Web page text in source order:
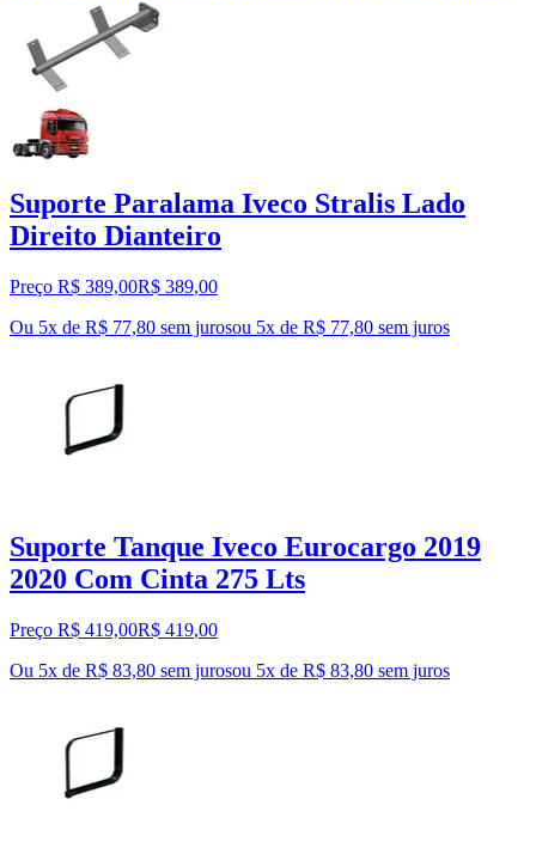
Suporte Paralama Iveco Stralis Lado
Direito Dianteiro
Preço R$ 389,00R$ 389,00
Ou 5x de R$ 77,80 sem jurosou 5x de R$ 77,80 sem juros
Suporte Tanque Iveco Eurocargo 2019
2020 Com Cinta 275 Lts
Preço R$ 419,00R$ 419,00
Ou 5x de R$ 83,80 sem jurosou 5x de R$ 83,80 sem juros